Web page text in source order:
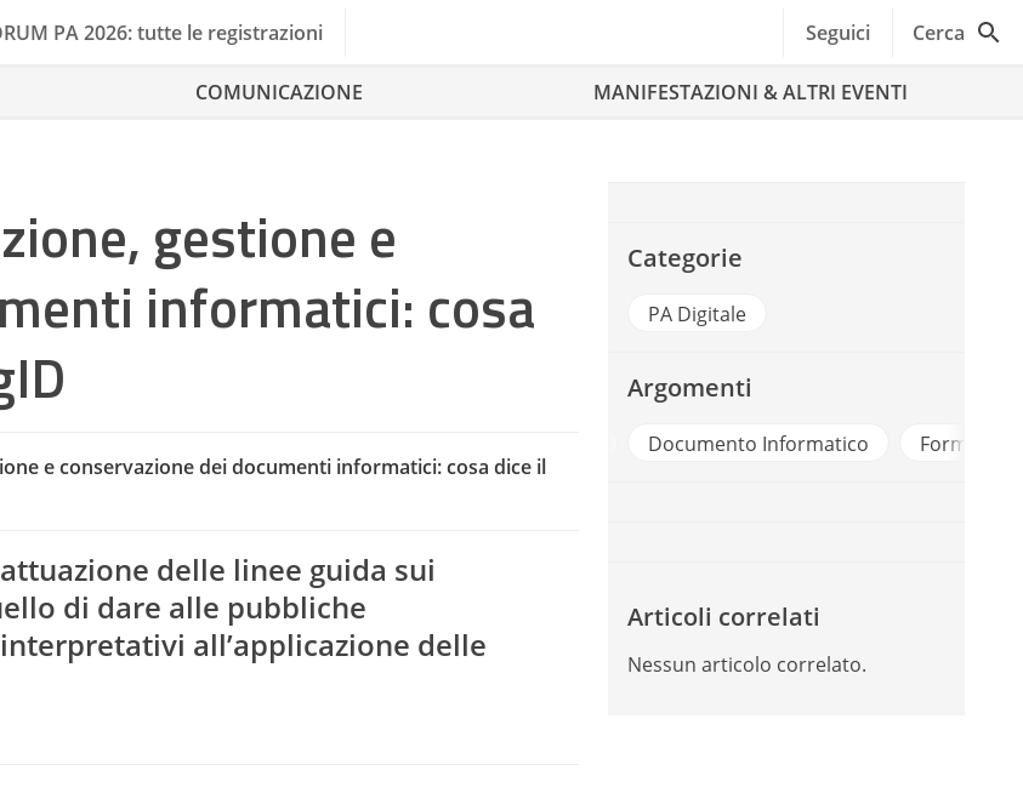
PA 2026: tutte le registrazioni Seguici Cerca
COMUNICAZIONE MANIFESTAZIONI & ALTRI EVENTI
gestione e
informatici: cosa
e conservazione dei documenti informatici: cosa dice il
delle linee guida sui
di dare alle pubbliche
all’applicazione delle
Categorie
PA Digitale
Argomenti
Documento Informatico Formazione
Articoli correlati
Nessun articolo correlato.